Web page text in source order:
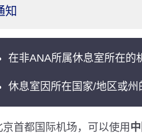
知
在非ANA所属休息室所在的
休息室因所在国家/地区或州
京首都国际机场，可以使用